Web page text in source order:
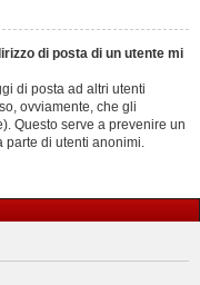
di posta di un utente mi
di posta ad altri utenti
ovviamente, che gli
Questo serve a prevenire un
parte di utenti anonimi.